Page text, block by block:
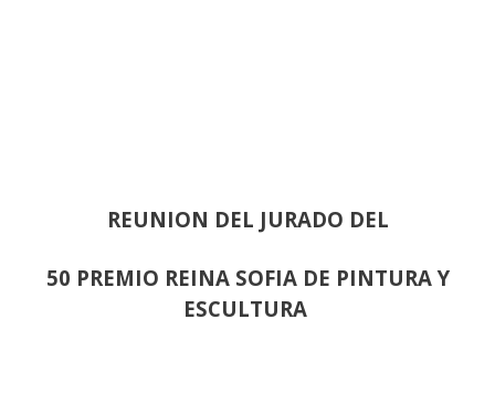
REUNION DEL JURADO DEL
50 PREMIO REINA SOFIA DE PINTURA Y
ESCULTURA